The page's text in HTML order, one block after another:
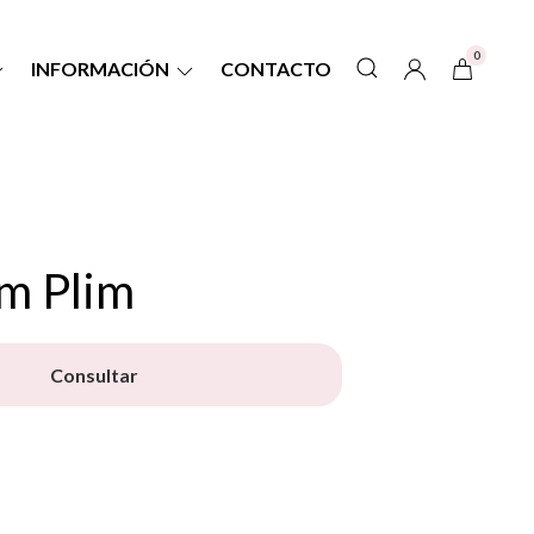
INFORMACIÓN CONTACTO
0
Plim
Consultar